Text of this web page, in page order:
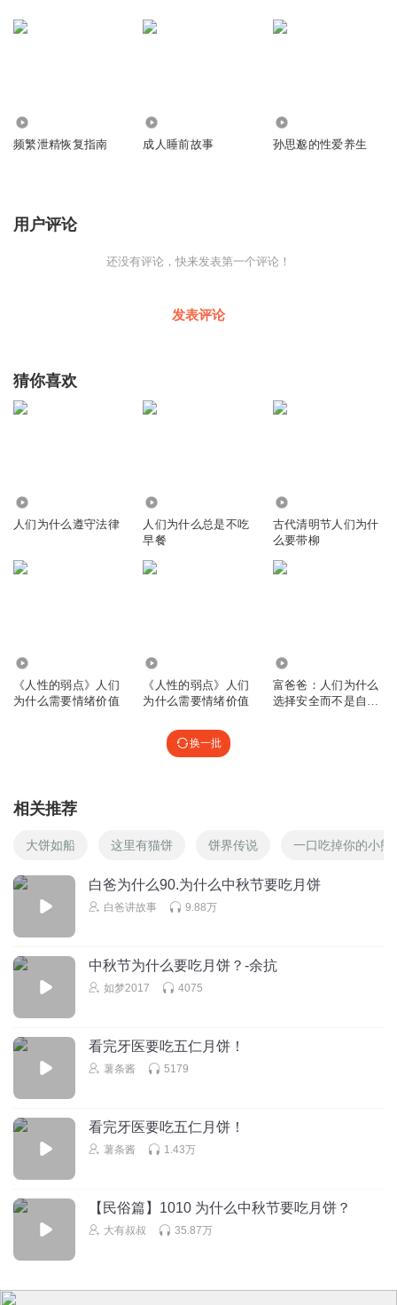
频繁泄精恢复指南 成人睡前故事 孙思邈的性爱养生
用户评论
还没有评论，快来发表第一个评论！
发表评论
猜你喜欢
人们为什么遵守法律
人们为什么总是不吃
早餐
古代清明节人们为什
么要带柳
《人性的弱点》人们
为什么需要情绪价值
《人性的弱点》人们
为什么需要情绪价值
富爸爸：人们为什么
选择安全而不是自
换一批
相关推荐
大饼如船 这里有猫饼 饼界传说 一口吃掉你的小熊
白爸为什么90.为什么中秋节要吃月饼
白爸讲故事 9.88万
中秋节为什么要吃月饼？-余抗
如梦2017 4075
看完牙医要吃五仁月饼！
薯条酱 5179
看完牙医要吃五仁月饼！
薯条酱 1.43万
【民俗篇】1010 为什么中秋节要吃月饼？
大有叔叔 35.87万